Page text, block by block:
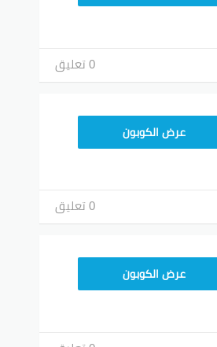
0 تعليق
عرض الكوبون
0 تعليق
عرض الكوبون